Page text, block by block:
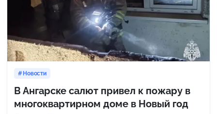
Новости
В Ангарске салют привел к пожару в
многоквартирном доме в Новый год